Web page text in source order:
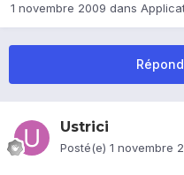
1 novembre 2009 dans
Ustrici
Posté(e) 1 novembre